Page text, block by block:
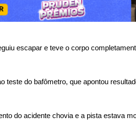
escapar e teve o corpo
teste do bafômetro, que apontou
do acidente chovia e a pista estava